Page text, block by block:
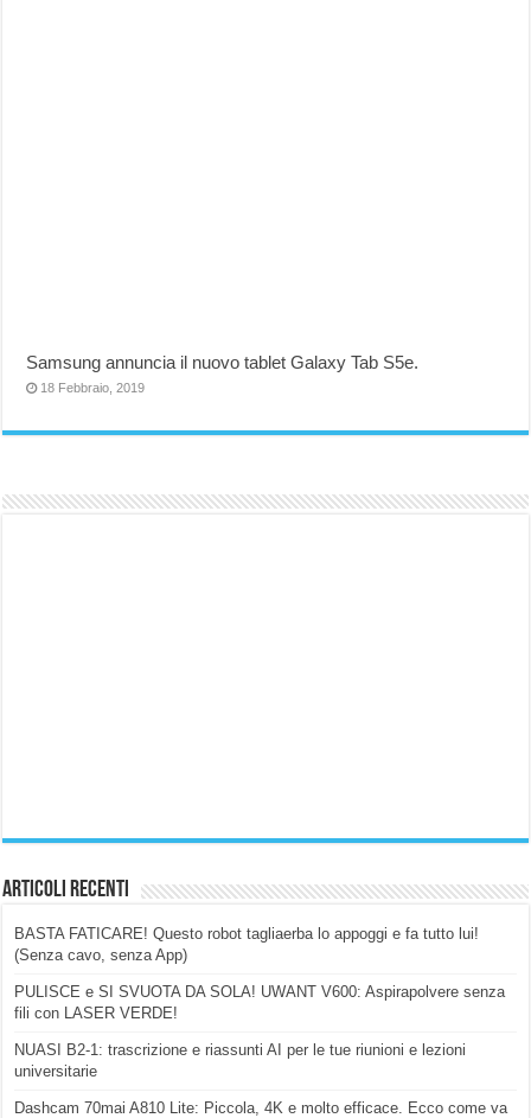
Samsung annuncia il nuovo tablet Galaxy Tab S5e.
18 Febbraio, 2019
Articoli Recenti
BASTA FATICARE! Questo robot tagliaerba lo appoggi e fa tutto lui!
(Senza cavo, senza App)
PULISCE e SI SVUOTA DA SOLA! UWANT V600: Aspirapolvere senza
fili con LASER VERDE!
NUASI B2-1: trascrizione e riassunti AI per le tue riunioni e lezioni
universitarie
Dashcam 70mai A810 Lite: Piccola, 4K e molto efficace. Ecco come va